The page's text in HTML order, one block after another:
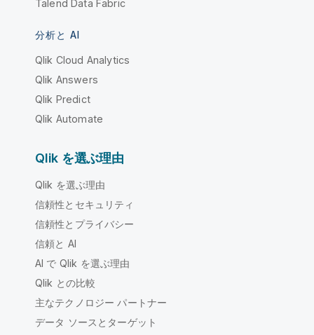
Talend Data Fabric
分析と AI
Qlik Cloud Analytics
Qlik Answers
Qlik Predict
Qlik Automate
Qlik を選ぶ理由
Qlik を選ぶ理由
信頼性とセキュリティ
信頼性とプライバシー
信頼と AI
AI で Qlik を選ぶ理由
Qlik との比較
主なテクノロジー パートナー
データ ソースとターゲット